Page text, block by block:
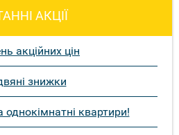
АКЦІЇ
акційних цін
знижки
однокімнатні квартири!